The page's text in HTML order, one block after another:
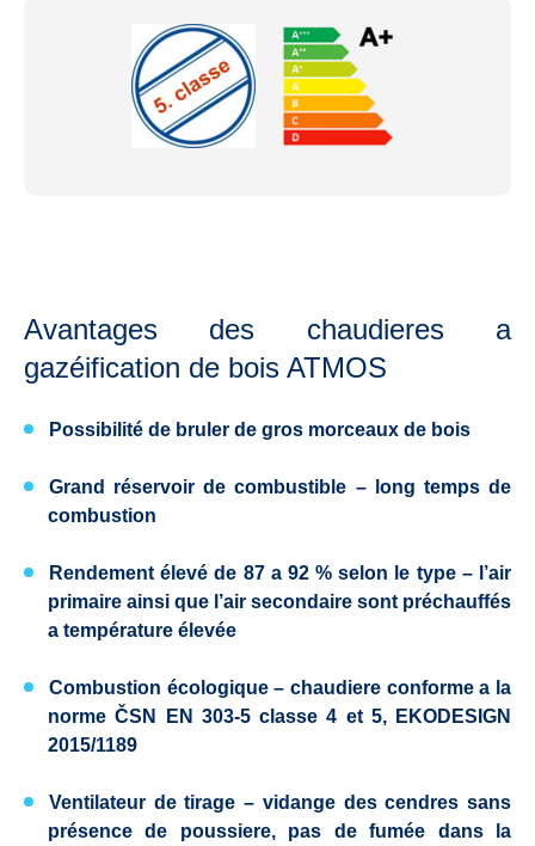
Avantages des chaudieres a
gazéification de bois ATMOS
Possibilité de bruler de gros morceaux de bois
Grand réservoir de combustible – long temps de
combustion
Rendement élevé de 87 a 92 % selon le type – l’air
primaire ainsi que l’air secondaire sont préchauffés
a température élevée
Combustion écologique– chaudiere conforme a la
normeČSN EN 303-5 classe 4 et 5, EKODESIGN
2015/1189
Ventilateur de tirage – vidange des cendres sans
présence de poussiere, pas de fumée dans la